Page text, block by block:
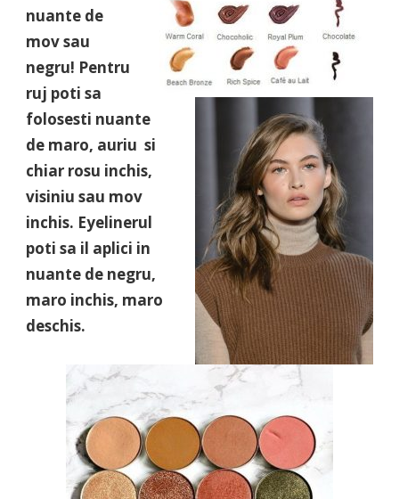
nuante de
mov sau
negru! Pentru
ruj poti sa
folosesti nuante
de maro, auriu si
chiar rosu inchis,
visiniu sau mov
inchis. Eyelinerul
poti sa il aplici in
nuante de negru,
maro inchis, maro
deschis.